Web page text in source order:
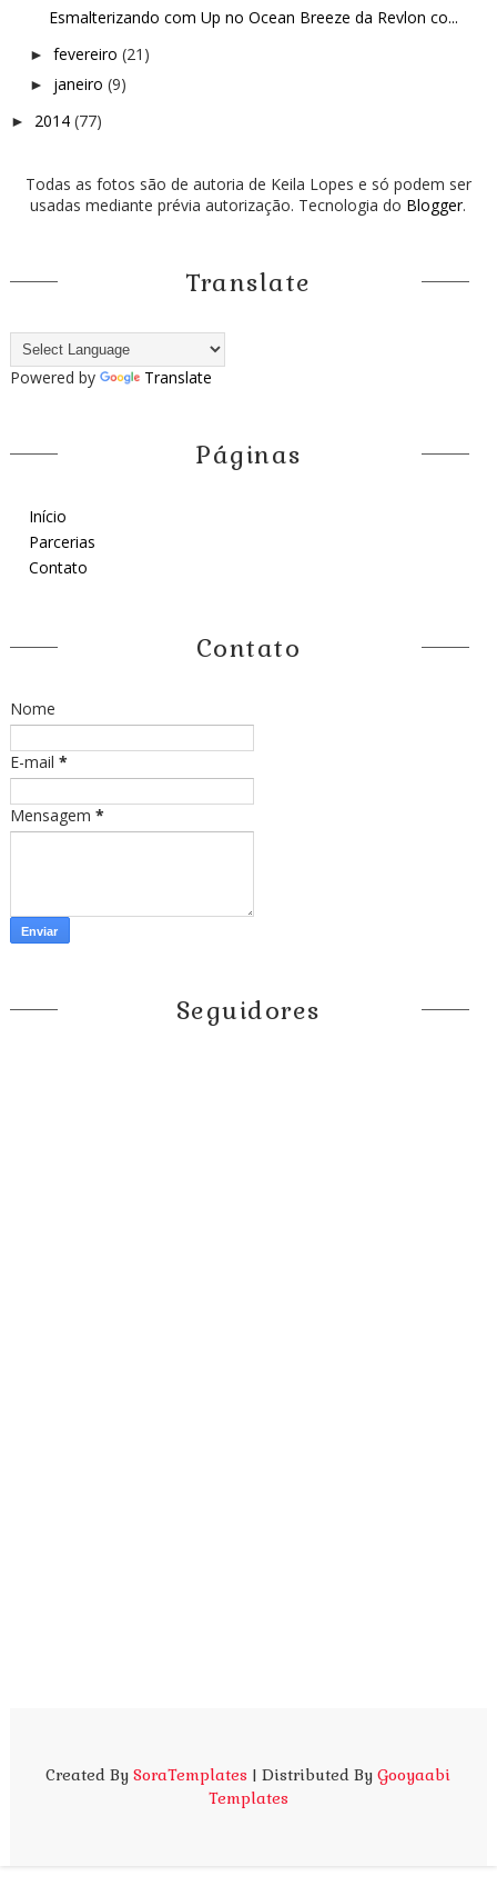
Esmalterizando com Up no Ocean Breeze da Revlon co...
► fevereiro (21)
► janeiro (9)
► 2014 (77)
Todas as fotos são de autoria de Keila Lopes e só podem ser
usadas mediante prévia autorização. Tecnologia do Blogger.
Translate
Powered by Translate
Páginas
Início
Parcerias
Contato
Contato
Nome
E-mail *
Mensagem *
Seguidores
Created BySoraTemplates | Distributed ByGooyaabi
Templates